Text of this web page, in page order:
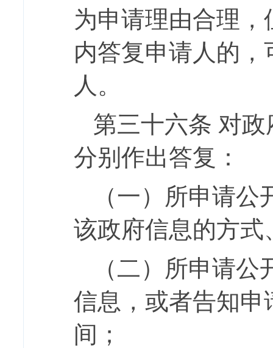
为申请理由合理
内答复申请人的
人。
第三十六条 对政
分别作出答复：
（一）所申请
该政府信息的方式
（二）所申请
信息，或者告知
间；